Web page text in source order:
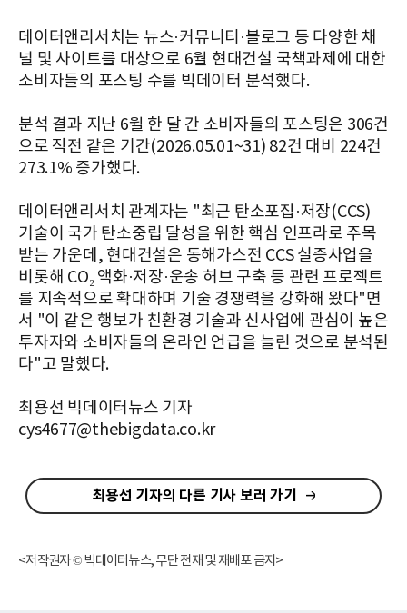
데이터앤리서치는 뉴스·커뮤니티·블로그 등 다양한 채
널 및 사이트를 대상으로 6월 현대건설 국책과제에 대한
소비자들의 포스팅 수를 빅데이터 분석했다.
분석 결과 지난 6월 한 달 간 소비자들의 포스팅은 306건
으로 직전 같은 기간(2026.05.01~31) 82건 대비 224건
273.1% 증가했다.
데이터앤리서치 관계자는 "최근 탄소포집·저장(CCS)
기술이 국가 탄소중립 달성을 위한 핵심 인프라로 주목
받는 가운데, 현대건설은 동해가스전 CCS 실증사업을
비롯해 CO₂ 액화·저장·운송 허브 구축 등 관련 프로젝트
를 지속적으로 확대하며 기술 경쟁력을 강화해 왔다"면
서 "이 같은 행보가 친환경 기술과 신사업에 관심이 높은
투자자와 소비자들의 온라인 언급을 늘린 것으로 분석된
다"고 말했다.
최용선 빅데이터뉴스 기자
cys4677@thebigdata.co.kr
최용선 기자의 다른 기사 보러 가기
<저작권자 © 빅데이터뉴스, 무단 전재 및 재배포 금지>